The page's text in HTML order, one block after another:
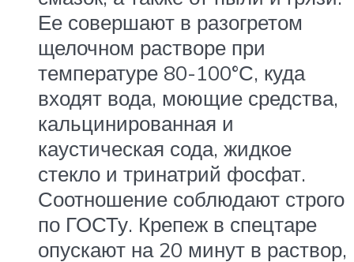
Ее совершают в разогретом
щелочном растворе при
температуре 80-100°С, куда
входят вода, моющие средства,
кальцинированная и
каустическая сода, жидкое
стекло и тринатрий фосфат.
Соотношение соблюдают строго
по ГОСТу. Крепеж в спецтаре
опускают на 20 минут в раствор,